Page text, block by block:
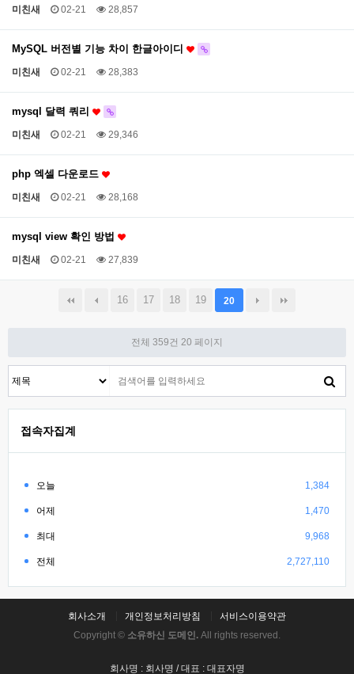
미친새 02-21 28,857
MySQL 버전별 기능 차이 한글아이디
미친새 02-21 28,383
mysql 달력 쿼리
미친새 02-21 29,346
php 엑셀 다운로드
미친새 02-21 28,168
mysql view 확인 방법
미친새 02-21 27,839
16 17 18 19 20
전체 359건 20 페이지
접속자집계
오늘 1,384
어제 1,470
최대 9,968
전체 2,727,110
회사소개 개인정보처리방침
서비스이용약관
Copyright © 소유하신 도메인. All rights reserved.
회사명 : 회사명 / 대표 : 대표자명